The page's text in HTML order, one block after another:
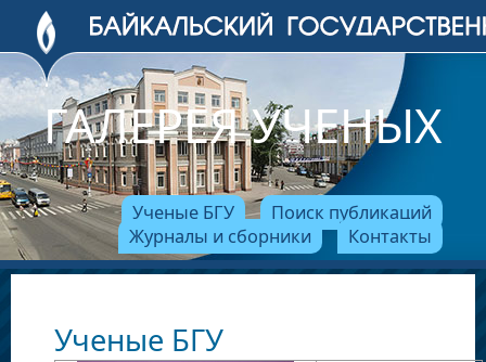
ГАЛЕРЕЯ УЧЕНЫХ
Ученые БГУ
Поиск публикаций
Журналы и сборники
Контакты
Ученые БГУ